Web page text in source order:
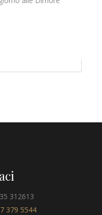
312613
379 5544